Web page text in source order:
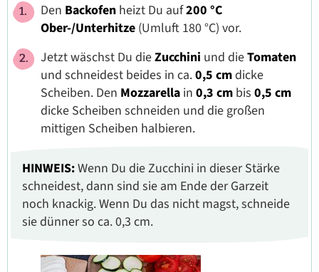
Den Backofen heizt Du auf200 °C
Ober-/Unterhitze (Umluft 180 °C) vor.
Jetzt wäschst Du dieZucchini und dieTomaten
und schneidest beides in ca.0,5 cmdicke
Scheiben. Den Mozzarella in 0,3 cm bis 0,5 cm
dicke Scheiben schneiden und die großen
mittigen Scheiben halbieren.
HINWEIS:Wenn Du die Zucchini in dieser Stärke
schneidest, dann sind sie am Ende der Garzeit
noch knackig. Wenn Du das nicht magst, schneide
sie dünner so ca. 0,3 cm.